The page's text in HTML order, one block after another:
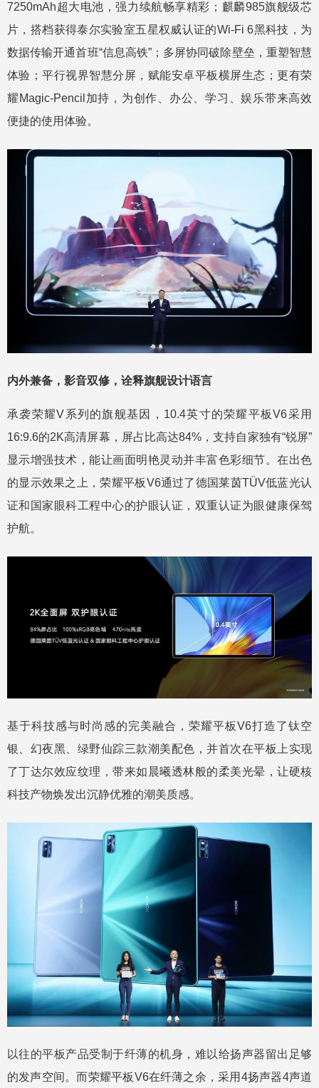
7250mAh超大电池，强力续航畅享精彩；麒麟985旗舰级芯
片，搭档获得泰尔实验室五星权威认证的Wi-Fi 6黑科技，为
数据传输开通首班“信息高铁”；多屏协同破除壁垒，重塑智慧
体验；平行视界智慧分屏，赋能安卓平板横屏生态；更有荣
耀Magic-Pencil加持，为创作、办公、学习、娱乐带来高效
便捷的使用体验。
内外兼备，影音双修，诠释旗舰设计语言
承袭荣耀V系列的旗舰基因，10.4英寸的荣耀平板V6采用
16:9.6的2K高清屏幕，屏占比高达84%，支持自家独有“锐屏”
显示增强技术，能让画面明艳灵动并丰富色彩细节。在出色
的显示效果之上，荣耀平板V6通过了德国莱茵TÜV低蓝光认
证和国家眼科工程中心的护眼认证，双重认证为眼健康保驾
护航。
基于科技感与时尚感的完美融合，荣耀平板V6打造了钛空
银、幻夜黑、绿野仙踪三款潮美配色，并首次在平板上实现
了丁达尔效应纹理，带来如晨曦透林般的柔美光晕，让硬核
科技产物焕发出沉静优雅的潮美质感。
以往的平板产品受制于纤薄的机身，难以给扬声器留出足够
的发声空间。而荣耀平板V6在纤薄之余，采用4扬声器4声道